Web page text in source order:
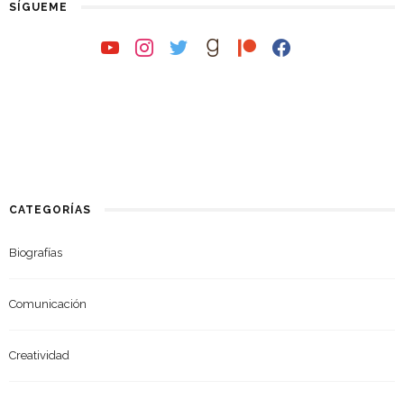
SÍGUEME
youtubeinstagramtwittergoodreads
patreonfacebook
CATEGORÍAS
Biografías
Comunicación
Creatividad